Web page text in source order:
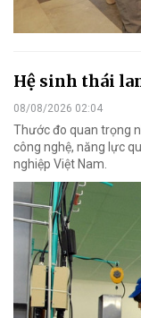
Hệ sinh thái
08/08/2026 02:04
Thước đo quan trọng
công nghệ, năng lực
nghiệp Việt Nam.